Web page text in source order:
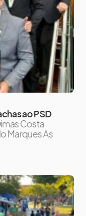
ao PSD
Costa
Marques As